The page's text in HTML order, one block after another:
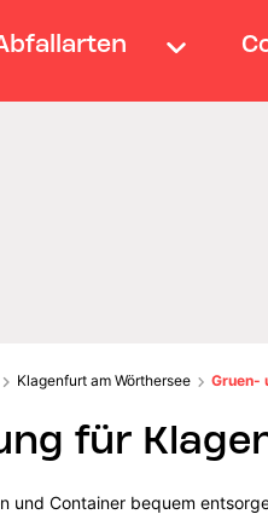
Klagenfurt am Wörthersee Gruen-
für
und Container bequem